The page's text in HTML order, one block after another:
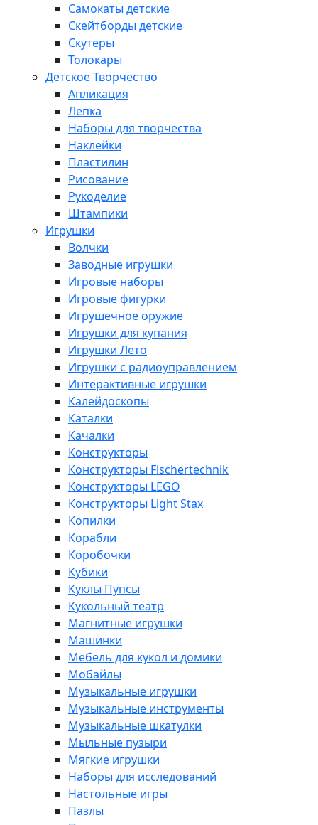
Самокаты детские
Скейтборды детские
Скутеры
Толокары
Детское Творчество
Апликация
Лепка
Наборы для творчества
Наклейки
Пластилин
Рисование
Рукоделие
Штампики
Игрушки
Волчки
Заводные игрушки
Игровые наборы
Игровые фигурки
Игрушечное оружие
Игрушки для купания
Игрушки Лето
Игрушки с радиоуправлением
Интерактивные игрушки
Калейдоскопы
Каталки
Качалки
Конструкторы
Конструкторы Fisсhertechnik
Конструкторы LEGO
Конструкторы Light Stax
Копилки
Корабли
Коробочки
Кубики
Куклы Пупсы
Кукольный театр
Магнитные игрушки
Машинки
Мебель для кукол и домики
Мобайлы
Музыкальные игрушки
Музыкальные инструменты
Музыкальные шкатулки
Мыльные пузыри
Мягкие игрушки
Наборы для исследований
Настольные игры
Пазлы